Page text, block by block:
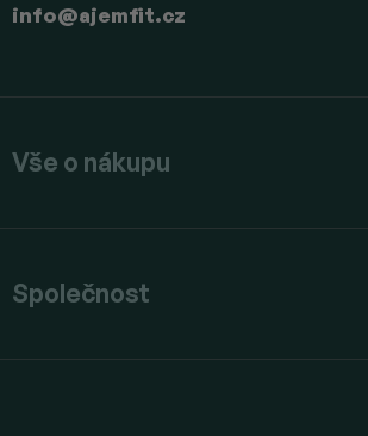
info@ajemfit.cz
Vše o nákupu
Společnost